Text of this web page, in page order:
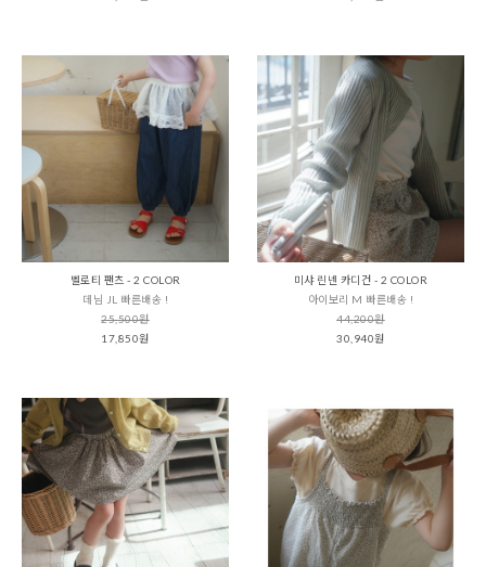
벨로티 팬츠 - 2 COLOR
데님 JL 빠른배송 !
25,500원
17,850원
미샤 린넨 카디건 - 2 COLOR
아이보리 M 빠른배송 !
44,200원
30,940원